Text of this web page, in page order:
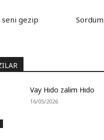
seni gezip
Vay Hıdo zalim Hıdo
16/05/2026